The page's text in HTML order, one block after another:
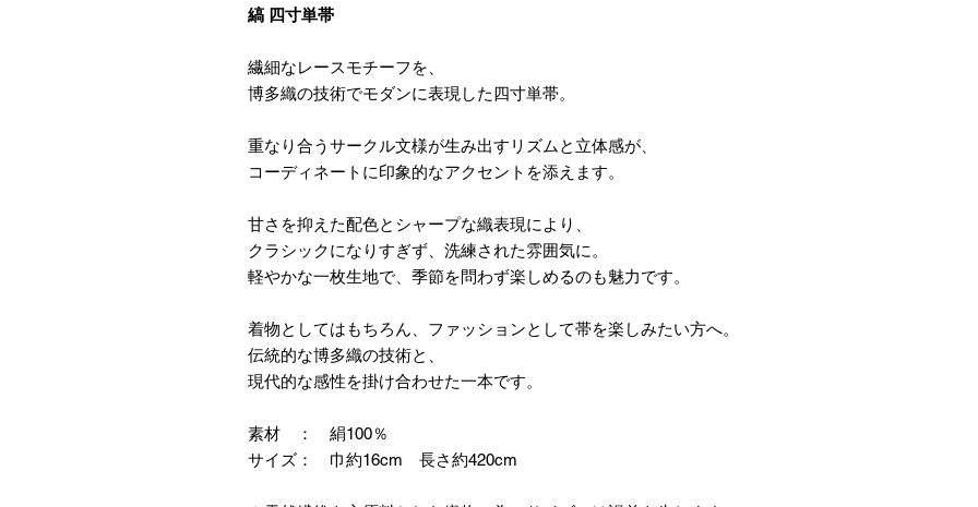
縞 四寸単帯
繊細なレースモチーフを、
博多織の技術でモダンに表現した四寸単帯。
重なり合うサークル文様が生み出すリズムと立体感が、
コーディネートに印象的なアクセントを添えます。
甘さを抑えた配色とシャープな織表現により、
クラシックになりすぎず、洗練された雰囲気に。
軽やかな一枚生地で、季節を問わず楽しめるのも魅力です。
着物としてはもちろん、ファッションとして帯を楽しみたい方へ。
伝統的な博多織の技術と、
現代的な感性を掛け合わせた一本です。
素材 ： 絹100％
サイズ： 巾約16cm 長さ約420cm